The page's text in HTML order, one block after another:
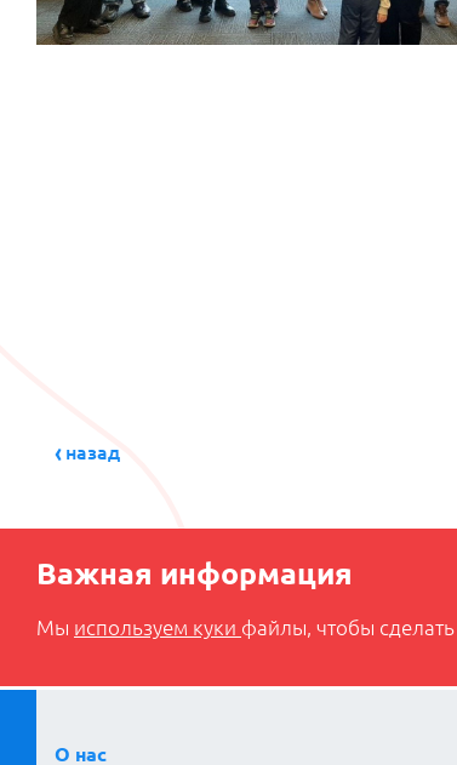
назад
Важная информация
Мы используем куки файлы, чтобы
О нас